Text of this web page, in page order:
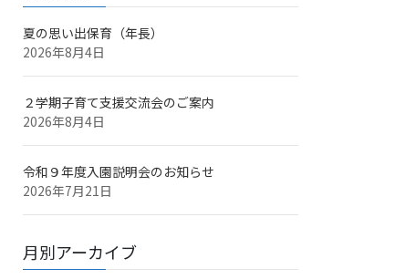
夏の思い出保育（年長）
2026年8月4日
２学期子育て支援交流会のご案内
2026年8月4日
令和９年度入園説明会のお知らせ
2026年7月21日
月別アーカイブ